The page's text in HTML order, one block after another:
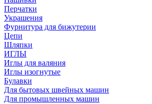
Перчатки
Украшения
Фурнитура для бижутерии
Цепи
Шляпки
ИГЛЫ
Иглы для валяния
Иглы изогнутые
Булавки
Для бытовых швейных машин
Для промышленных машин